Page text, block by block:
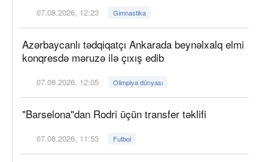
07.08.2026, 12:23 Gimnastika
Azərbaycanlı tədqiqatçı Ankarada beynəlxalq elmi
konqresdə məruzə ilə çıxış edib
07.08.2026, 12:05 Olimpiya dünyası
"Barselona"dan Rodri üçün transfer təklifi
07.08.2026, 11:53 Futbol